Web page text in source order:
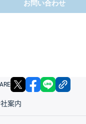
お問い合わせ
X facebook
社案内
ついて